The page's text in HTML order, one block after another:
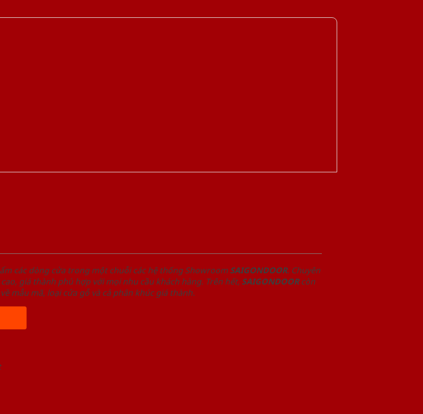
các dòng cửa trong một chuỗi các hệ thống Showroom SAIGONDOOR. Chuyên
giá thành phù hợp với mọi nhu cầu khách hàng. Trên hết, SAIGONDOORcòn
mẫu mã, loại cửa gỗ và cả phân khúc giá thành.